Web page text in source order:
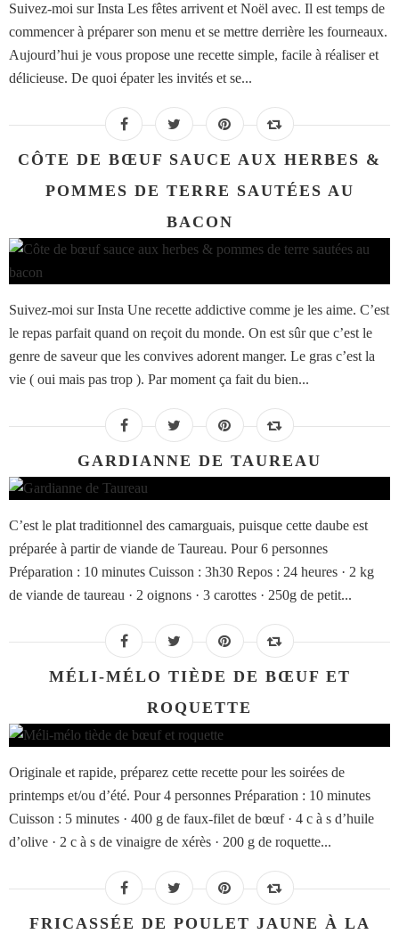
Suivez-moi sur Insta Les fêtes arrivent et Noël avec. Il est temps de
commencer à préparer son menu et se mettre derrière les fourneaux.
Aujourd’hui je vous propose une recette simple, facile à réaliser et
délicieuse. De quoi épater les invités et se...
CÔTE DE BŒUF SAUCE AUX HERBES &
POMMES DE TERRE SAUTÉES AU
BACON
Suivez-moi sur Insta Une recette addictive comme je les aime. C’est
le repas parfait quand on reçoit du monde. On est sûr que c’est le
genre de saveur que les convives adorent manger. Le gras c’est la
vie ( oui mais pas trop ). Par moment ça fait du bien...
GARDIANNE DE TAUREAU
C’est le plat traditionnel des camarguais, puisque cette daube est
préparée à partir de viande de Taureau. Pour 6 personnes
Préparation : 10 minutes Cuisson : 3h30 Repos : 24 heures · 2 kg
de viande de taureau · 2 oignons · 3 carottes · 250g de petit...
MÉLI-MÉLO TIÈDE DE BŒUF ET
ROQUETTE
Originale et rapide, préparez cette recette pour les soirées de
printemps et/ou d’été. Pour 4 personnes Préparation : 10 minutes
Cuisson : 5 minutes · 400 g de faux-filet de bœuf · 4 c à s d’huile
d’olive · 2 c à s de vinaigre de xérès · 200 g de roquette...
FRICASSÉE DE POULET JAUNE À LA